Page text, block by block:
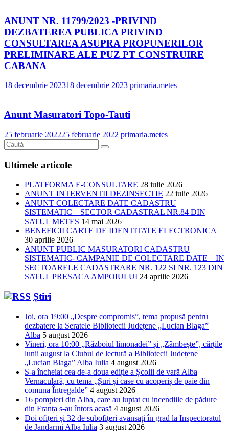
ANUNT NR. 11799/2023 -PRIVIND
DEZBATEREA PUBLICA PRIVIND
CONSULTAREA ASUPRA PROPUNERILOR
PRELIMINARE ALE PUZ PT CONSTRUIRE
CABANA
18 decembrie 202318 decembrie 2023 primaria.metes
Anunt Masuratori Topo-Tauti
25 februarie 202225 februarie 2022 primaria.metes
Ultimele articole
PLATFORMA E-CONSULTARE 28 iulie 2026
ANUNT INTERVENTII DEZINSECTIE 22 iulie 2026
ANUNT COLECTARE DATE CADASTRU
SISTEMATIC – SECTOR CADASTRAL NR.84 DIN
SATUL METES 14 mai 2026
BENEFICII CARTE DE IDENTITATE ELECTRONICA
30 aprilie 2026
ANUNT PUBLIC MASURATORI CADASTRU
SISTEMATIC- CAMPANIE DE COLECTARE DATE – IN
SECTOARELE CADASTRARE NR. 122 SI NR. 123 DIN
SATUL PRESACA AMPOIULUI 24 aprilie 2026
Știri
Joi, ora 19:00 „Despre compromis”, tema propusă pentru
dezbatere la Seratele Bibliotecii Județene „Lucian Blaga”
Alba 5 august 2026
Vineri, ora 10:00 „Războiul limonadei” și „Zâmbește”, cărțile
lunii august la Clubul de lectură a Bibliotecii Județene
„Lucian Blaga” Alba Iulia 4 august 2026
S-a încheiat cea de-a doua ediție a Școlii de vară Alba
Vernaculară, cu tema „Șuri și case cu acoperiș de paie din
comuna Întregalde” 4 august 2026
16 pompieri din Alba, care au luptat cu incendiile de pădure
din Franța s-au întors acasă 4 august 2026
Doi ofițeri și 32 de subofițeri avansați în grad la Inspectoratul
de Jandarmi Alba Iulia 3 august 2026